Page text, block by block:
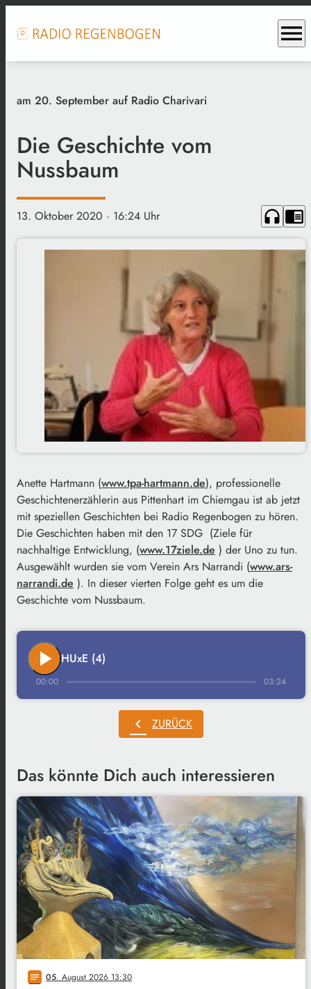
menu
am 20. September auf Radio Charivari
Die Geschichte vom
Nussbaum
13. Oktober 2020 · 16:24 Uhr headphones chrome_reader_mode
Anette Hartmann (www.tpa-hartmann.de), professionelle
Geschichtenerzählerin aus Pittenhart im Chiemgau ist ab jetzt
mit speziellen Geschichten bei Radio Regenbogen zu hören.
Die Geschichten haben mit den 17 SDG (Ziele für
nachhaltige Entwicklung, (www.17ziele.de ) der Uno zu tun.
Ausgewählt wurden sie vom Verein Ars Narrandi (www.ars-
narrandi.de ). In dieser vierten Folge geht es um die
Geschichte vom Nussbaum.
play_arrow HUxE (4)
00:00 03:24
chevron_left ZURÜCK
Das könnte Dich auch interessieren
notes 05. August 2026 13:30